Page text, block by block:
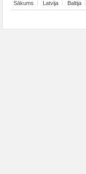
Sākums Latvija Baltija